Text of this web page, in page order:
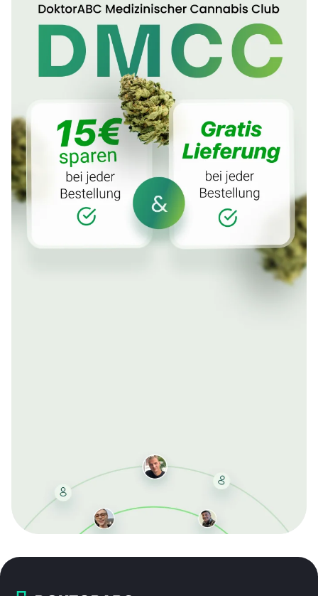
bei jeder Bestellung, erhalten schnelle Lieferung und